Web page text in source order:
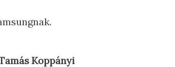
Koppányi